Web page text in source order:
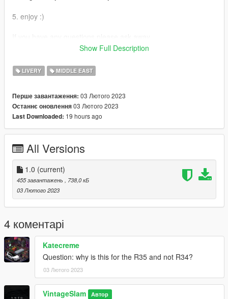
5. enjoy :)
now!
Show Full Description
LIVERY MIDDLE EAST
Перше завантаження: 03 Лютого 2023
Останнє оновлення03 Лютого 2023
Last Downloaded: 19 hours ago
All Versions
1.0 (current)
455 завантажень
, 738,0 кБ
03 Лютого 2023
4 коментарі
Katecreme
Question: why is this for the R35 and not R34?
03 Лютого 2023
VintageSlam Автор